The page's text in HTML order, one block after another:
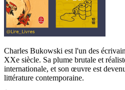
Charles Bukowski est l'un des
XXe siècle. Sa plume brutale et
internationale, et son œuvre est
littérature contemporaine.